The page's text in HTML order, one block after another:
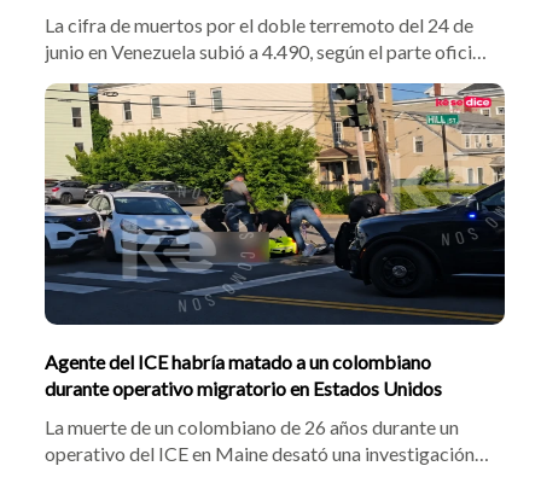
La cifra de muertos por el doble terremoto del 24 de
junio en Venezuela subió a 4.490, según el parte oficial
de este domingo. Hay 16.740 heridos y cerca de
18.000 damnificados en 108 campamentos. En medio
de la tragedia, se abrió un cruce diplomático con
Colombia por la reconstrucción
Agente del ICE habría matado a un colombiano
durante operativo migratorio en Estados Unidos
La muerte de un colombiano de 26 años durante un
operativo del ICE en Maine desató una investigación